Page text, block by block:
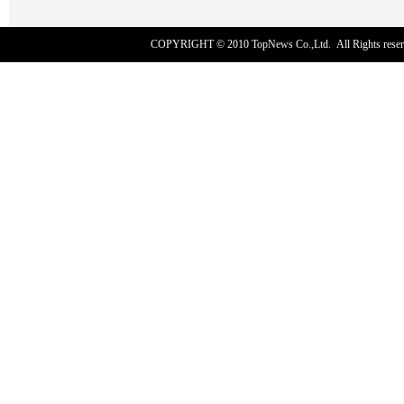
COPYRIGHT © 2010 TopNews Co.,Ltd. All Rights